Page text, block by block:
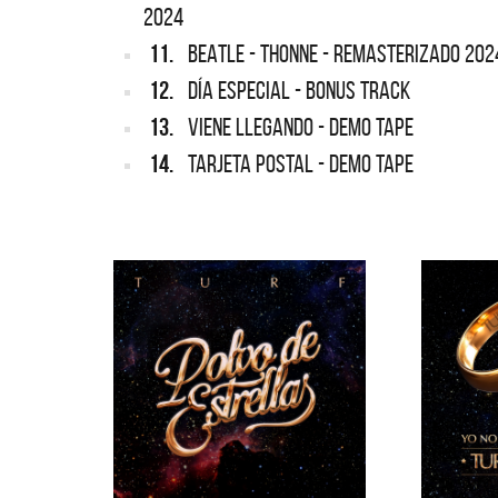
2024
11. BEATLE - THONNE - REMASTERIZADO
12. DÍA ESPECIAL - BONUS TRACK
13. VIENE LLEGANDO - DEMO TAPE
14. TARJETA POSTAL - DEMO TAPE